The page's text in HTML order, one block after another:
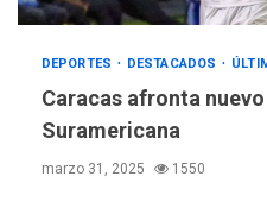
DEPORTES DESTACADOS
Caracas afronta
Suramericana
marzo 31, 2025 1550